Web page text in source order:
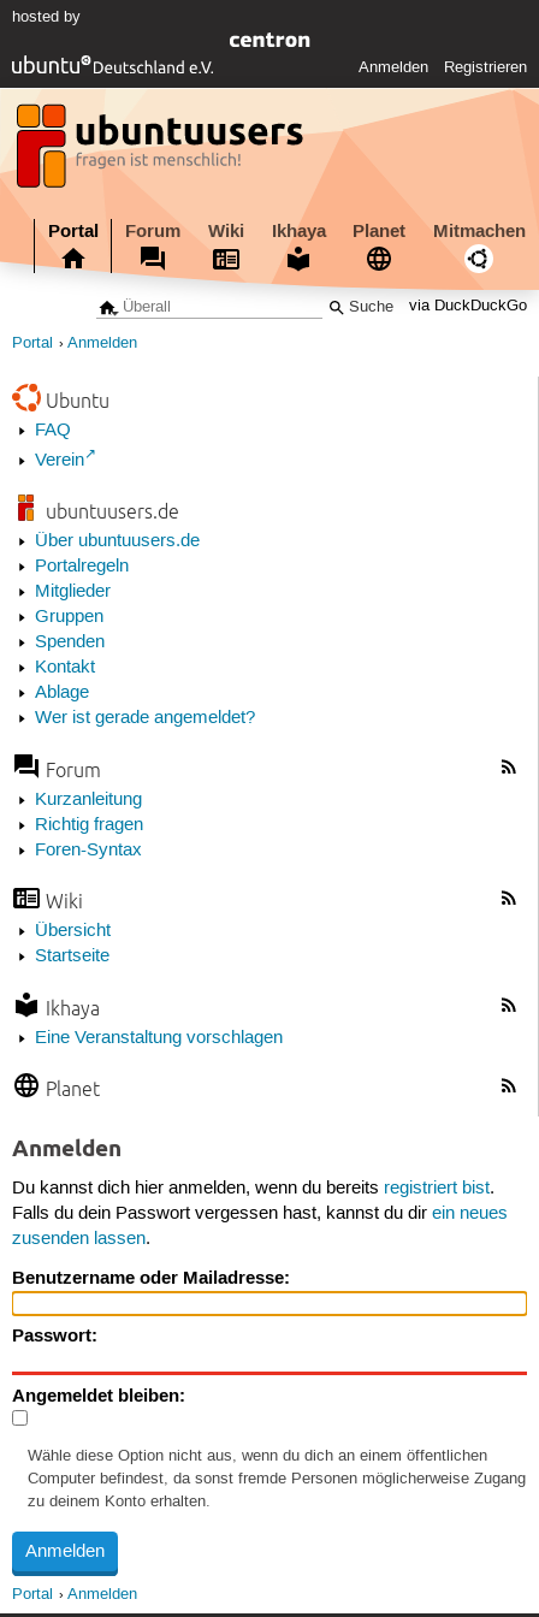
hosted by
Anmelden Registrieren
Portal Forum Wiki Ikhaya Planet Mitmachen
via DuckDuckGo
Portal Anmelden
Ubuntu
FAQ
Verein
ubuntuusers.de
Über ubuntuusers.de
Portalregeln
Mitglieder
Gruppen
Spenden
Kontakt
Ablage
Wer ist gerade angemeldet?
Forum
Kurzanleitung
Richtig fragen
Foren-Syntax
Wiki
Übersicht
Startseite
Ikhaya
Eine Veranstaltung vorschlagen
Planet
Anmelden
Du kannst dich hier anmelden, wenn du bereits registriert bist.
Falls du dein Passwort vergessen hast, kannst du dir ein neues
zusenden lassen.
Benutzername oder Mailadresse:
Passwort:
Angemeldet bleiben:
Wähle diese Option nicht aus, wenn du dich an einem öffentlichen
Computer befindest, da sonst fremde Personen möglicherweise Zugang
zu deinem Konto erhalten.
Portal Anmelden